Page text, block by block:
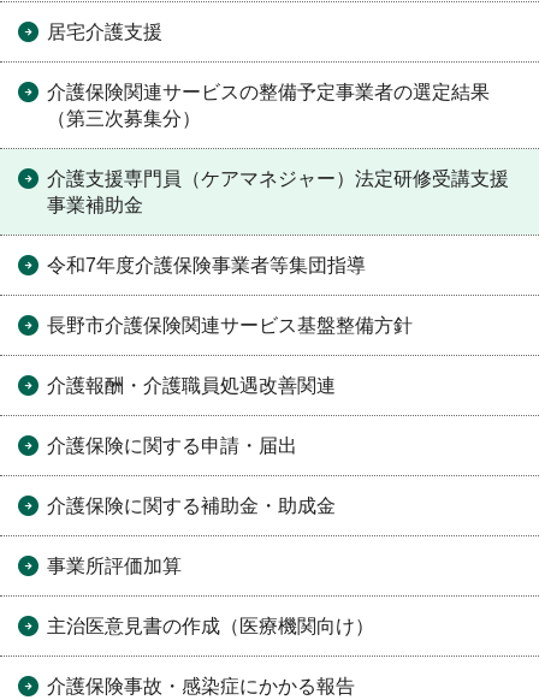
居宅介護支援
介護保険関連サービスの整備予定事業者の選定結果
（第三次募集分）
介護支援専門員（ケアマネジャー）法定研修受講支援
事業補助金
令和7年度介護保険事業者等集団指導
長野市介護保険関連サービス基盤整備方針
介護報酬・介護職員処遇改善関連
介護保険に関する申請・届出
介護保険に関する補助金・助成金
事業所評価加算
主治医意見書の作成（医療機関向け）
介護保険事故・感染症にかかる報告